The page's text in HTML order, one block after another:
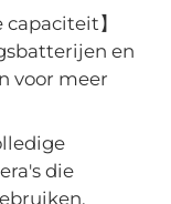
】
en
voor meer
die